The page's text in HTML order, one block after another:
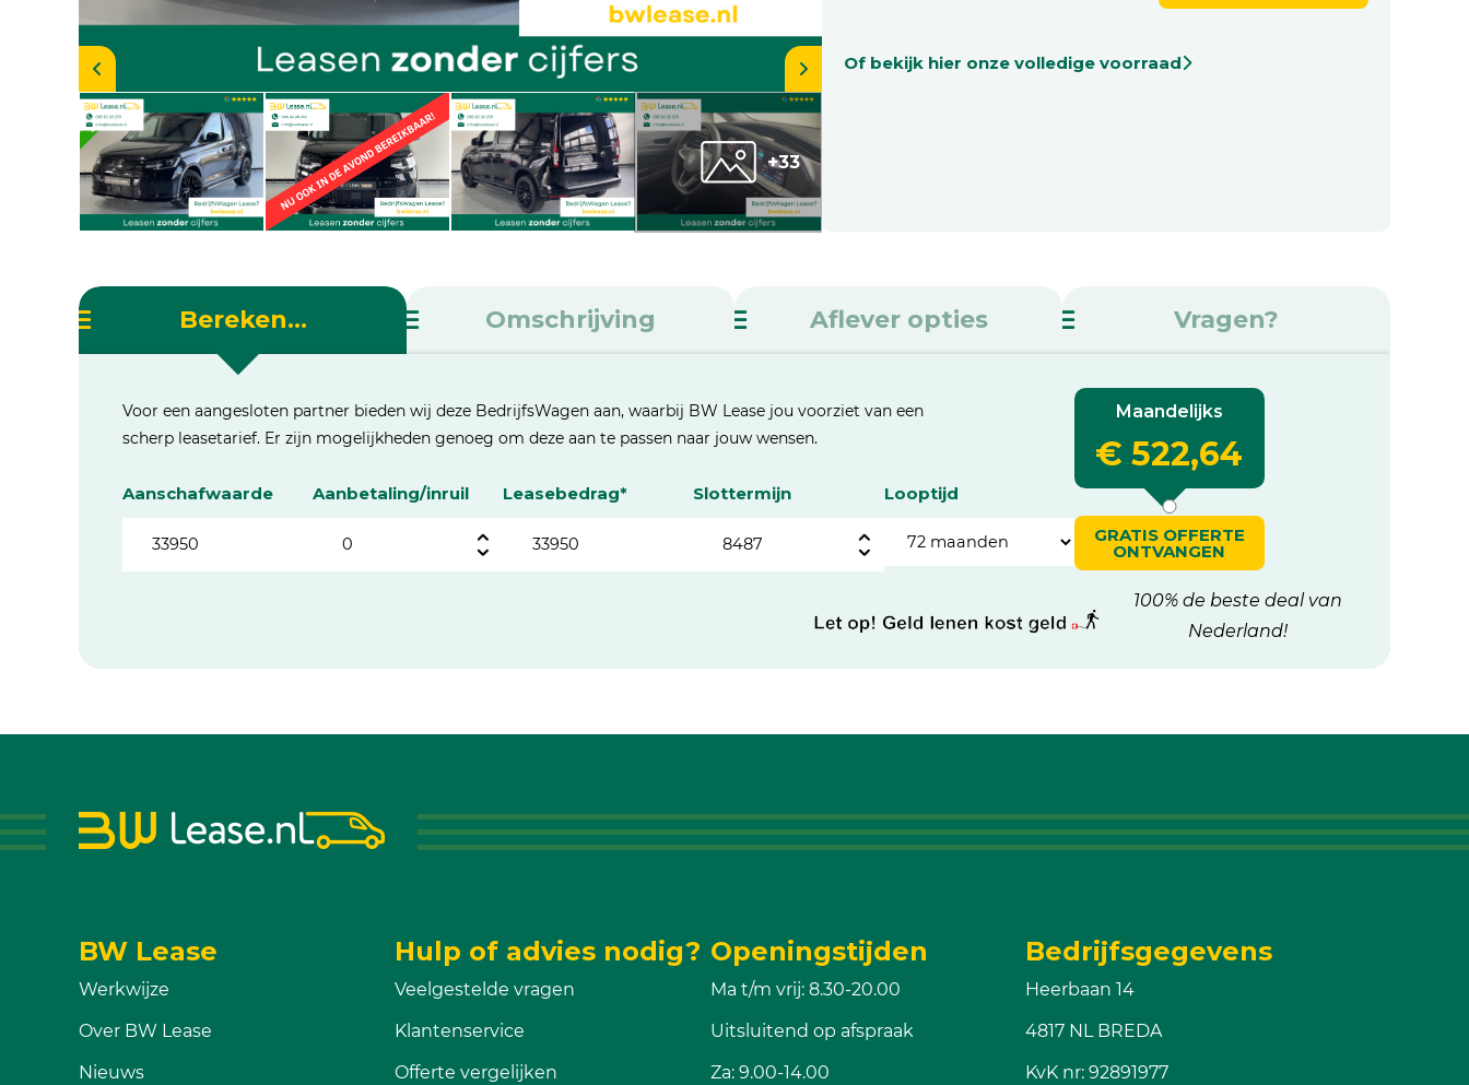
+33
Of bekijk hier onze volledige voorraad
Bereken... Omschrijving Aflever opties Vragen?
Voor een aangesloten partner bieden wij deze BedrijfsWagen aan, waarbij BW Lease jou voorziet van een
scherp leasetarief. Er zijn mogelijkheden genoeg om deze aan te passen naar jouw wensen.
Aanschafwaarde Aanbetaling/inruil Leasebedrag* Slottermijn Looptijd
Maandelijks
€ 522,64
GRATIS OFFERTE
ONTVANGEN
100% de beste deal van
Nederland!
BW Lease
Werkwijze
Over BW Lease
Nieuws
Hulp of advies nodig?
Veelgestelde vragen
Klantenservice
Offerte vergelijken
Openingstijden
Ma t/m vrij: 8.30-20.00
Uitsluitend op afspraak
Za: 9.00-14.00
Bedrijfsgegevens
Heerbaan 14
4817 NL BREDA
KvK nr: 92891977